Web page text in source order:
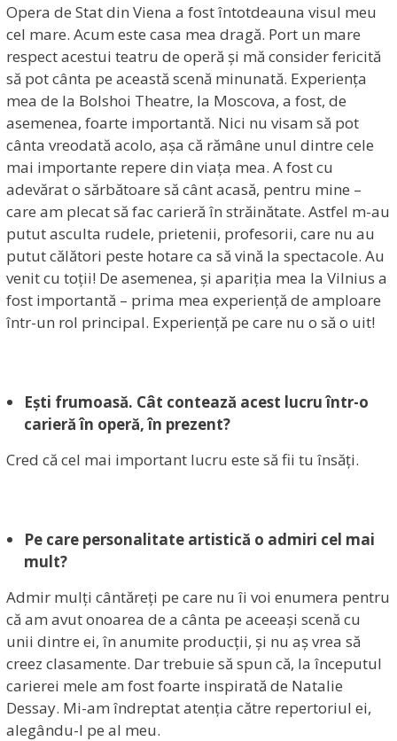
Opera de Stat din Viena a fost întotdeauna visul meu
cel mare. Acum este casa mea dragă. Port un mare
respect acestui teatru de operă și mă consider fericită
să pot cânta pe această scenă minunată. Experiența
mea de la Bolshoi Theatre, la Moscova, a fost, de
asemenea, foarte importantă. Nici nu visam să pot
cânta vreodată acolo, așa că rămâne unul dintre cele
mai importante repere din viața mea. A fost cu
adevărat o sărbătoare să cânt acasă, pentru mine –
care am plecat să fac carieră în străinătate. Astfel m-au
putut asculta rudele, prietenii, profesorii, care nu au
putut călători peste hotare ca să vină la spectacole. Au
venit cu toții! De asemenea, și apariția mea la Vilnius a
fost importantă – prima mea experiență de amploare
într-un rol principal. Experiență pe care nu o să o uit!
Ești frumoasă. Cât contează acest lucru într-o
carieră în operă, în prezent?
Cred că cel mai important lucru este să fii tu însăți.
Pe care personalitate artistică o admiri cel mai
mult?
Admir mulți cântăreți pe care nu îi voi enumera pentru
că am avut onoarea de a cânta pe aceeași scenă cu
unii dintre ei, în anumite producții, și nu aș vrea să
creez clasamente. Dar trebuie să spun că, la începutul
carierei mele am fost foarte inspirată de Natalie
Dessay. Mi-am îndreptat atenția către repertoriul ei,
alegându-l pe al meu.